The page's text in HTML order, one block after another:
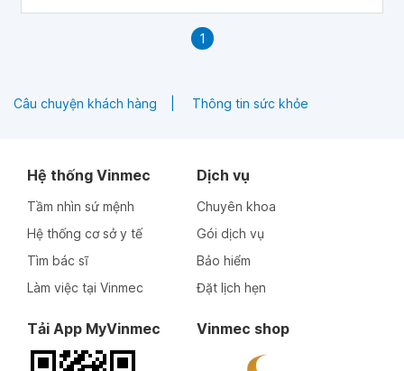
không? Bởi vì, em đọc thì thấy nếu khi xuất tinh ra ngoài
môi trường nếu không được bảo quản nhiệt độ thích hợp
1
Câu chuyện khách hàng Thông tin sức khỏe
Hệ thống Vinmec
Tầm nhìn sứ mệnh
Hệ thống cơ sở y tế
Tìm bác sĩ
Làm việc tại Vinmec
Dịch vụ
Chuyên khoa
Gói dịch vụ
Bảo hiểm
Đặt lịch hẹn
Tải App MyVinmec Vinmec shop